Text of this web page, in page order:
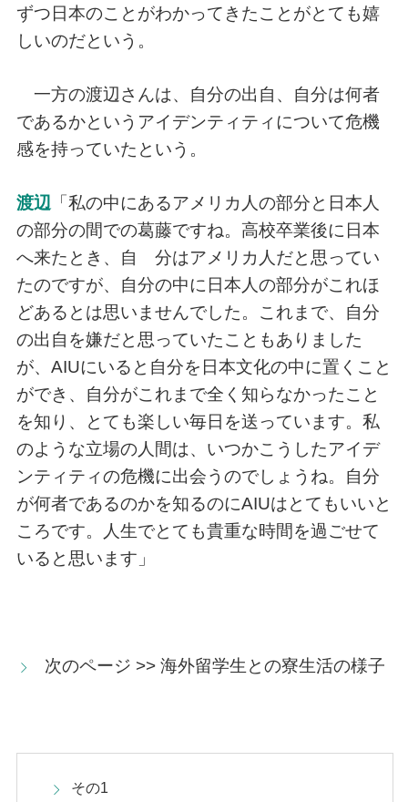
ずつ日本のことがわかってきたことがとても嬉
しいのだという。
一方の渡辺さんは、自分の出自、自分は何者
であるかというアイデンティティについて危機
感を持っていたという。
渡辺 「私の中にあるアメリカ人の部分と日本人
の部分の間での葛藤ですね。高校卒業後に日本
へ来たとき、自 分はアメリカ人だと思ってい
たのですが、自分の中に日本人の部分がこれほ
どあるとは思いませんでした。これまで、自分
の出自を嫌だと思っていたこともありました
が、AIUにいると自分を日本文化の中に置くこと
ができ、自分がこれまで全く知らなかったこと
を知り、とても楽しい毎日を送っています。私
のような立場の人間は、いつかこうしたアイデ
ンティティの危機に出会うのでしょうね。自分
が何者であるのかを知るのにAIUはとてもいいと
ころです。人生でとても貴重な時間を過ごせて
いると思います」
次のページ >> 海外留学生との寮生活の様子
その1